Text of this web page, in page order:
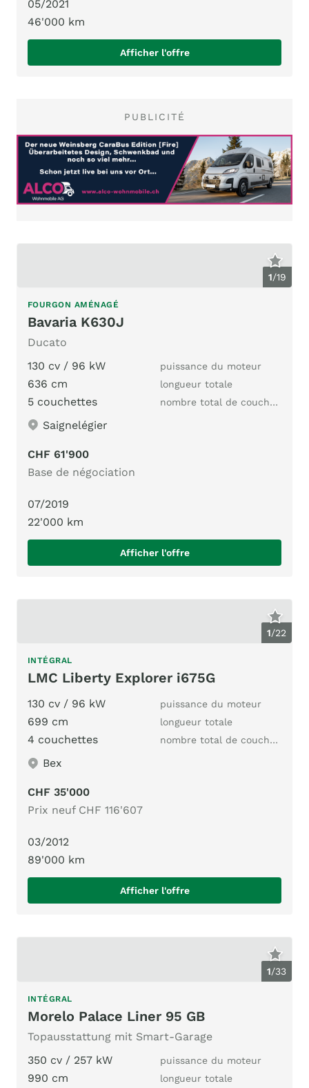
05/2021
46'000 km
Afficher l'offre
PUBLICITÉ
1/19
FOURGON AMÉNAGÉ
Bavaria K630J
Ducato
130 cv / 96 kW
puissance du moteur
636 cm longueur totale
5 couchettes nombre total de couchages
Saignelégier
CHF 61'900
Base de négociation
07/2019
22'000 km
Afficher l'offre
1/22
INTÉGRAL
LMC Liberty Explorer i675G
130 cv / 96 kW puissance du moteur
699 cm longueur totale
4 couchettes nombre total de couchages
Bex
CHF 35'000
Prix neuf CHF 116'607
03/2012
89'000 km
Afficher l'offre
1/33
INTÉGRAL
Morelo Palace Liner 95 GB
Topausstattung mit Smart-Garage
350 cv / 257 kW
puissance du moteur
990 cm longueur totale